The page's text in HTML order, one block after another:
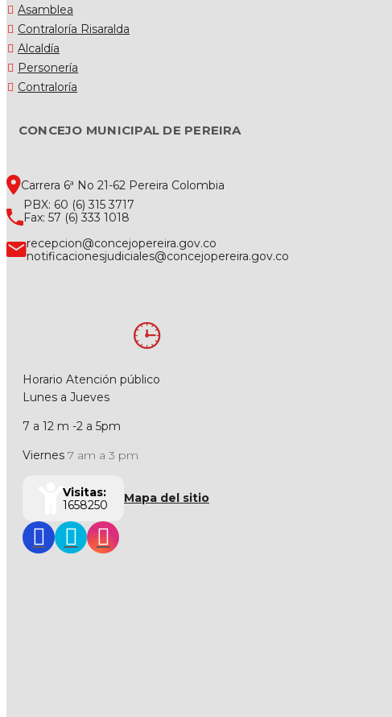
Asamblea
Contraloría Risaralda
Alcaldía
Personería
Contraloría
CONCEJO MUNICIPAL DE PEREIRA
Carrera 6ª No 21-62 Pereira Colombia
PBX: 60 (6) 315 3717
Fax: 57 (6) 333 1018
recepcion@concejopereira.gov.co
notificacionesjudiciales@concejopereira.gov.co
Horario Atención público
Lunes a Jueves
7 a 12 m -2 a 5pm
Viernes 7 am a 3 pm
Visitas:
1658250
Mapa del sitio